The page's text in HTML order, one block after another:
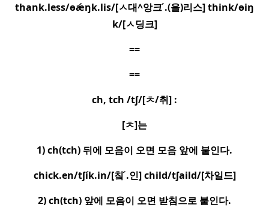
thank.less/ɵæŋk.lis/[ㅅ대^앙크.(을)리스] think/ɵiŋ
k/[ㅅ딩크]
==
==
ch, tch /tʃ/[ㅊ/취] :
[ㅊ]는
1) ch(tch) 뒤에 모음이 오면 모음 앞에 붙인다.
chick.en/tʃík.in/[칰.인] child/tʃaild/[차일드]
2) ch(tch) 앞에 모음이 오면 받침으로 붙인다.